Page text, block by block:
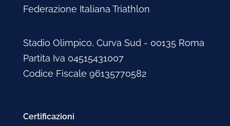
Federazione Italiana Triathlon
Stadio Olimpico, Curva Sud - 00135 Roma
Partita Iva 04515431007
Codice Fiscale 96135770582
Certificazioni